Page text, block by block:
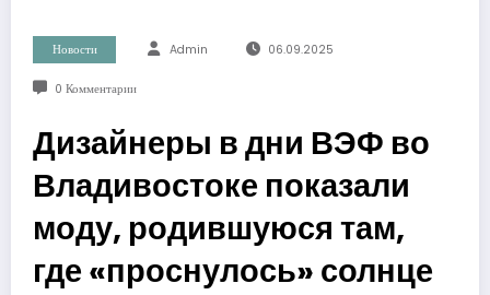
Новости Admin 06.09.2025
0 Комментарии
Дизайнеры в дни ВЭФ во
Владивостоке показали
моду, родившуюся там,
где «проснулось» солнце